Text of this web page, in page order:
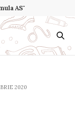
AS"
2020